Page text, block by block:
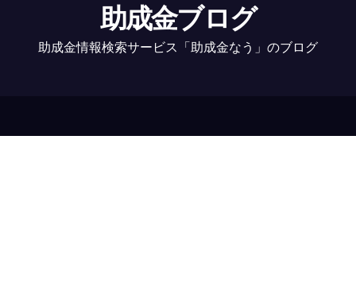
助成金ブログ
助成金情報検索サービス「助成金なう」のブログ